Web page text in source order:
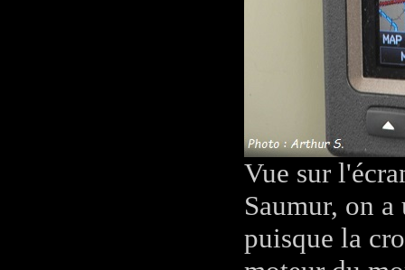
Vue sur
Saumur, on
puisque la